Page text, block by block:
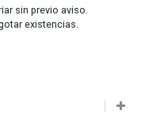
sin previo aviso.
existencias.